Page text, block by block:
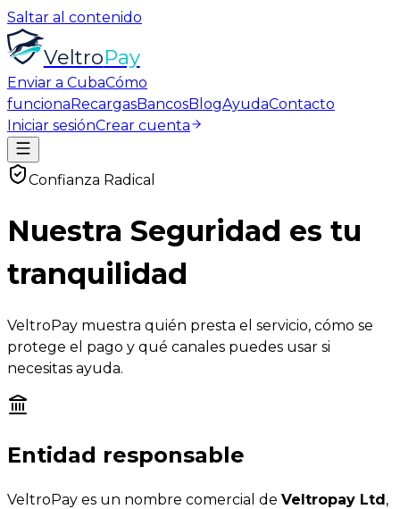
Saltar al contenido
VeltroPay
Enviar a CubaCómo
funcionaRecargasBancosBlogAyudaContacto
Iniciar sesiónCrear cuenta
Confianza Radical
Nuestra Seguridad es tu
tranquilidad
VeltroPay muestra quién presta el servicio, cómo se
protege el pago y qué canales puedes usar si
necesitas ayuda.
Entidad responsable
VeltroPay es un nombre comercial de Veltropay Ltd,